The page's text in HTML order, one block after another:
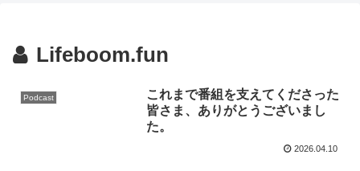
Lifeboom.fun
Podcast
これまで番組を支えてくださった
皆さま、ありがとうございまし
た。
2026.04.10